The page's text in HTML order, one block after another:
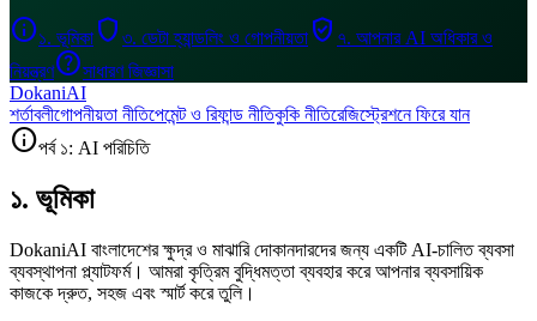
info১. ভূমিকা shield ৩. ডেটা হ্যান্ডলিং ও গোপনীয়তা verified_user ৭. আপনার AI অধিকার ও
নিয়ন্ত্রণhelpসাধারণ জিজ্ঞাসা
DokaniAI
শর্তাবলীগোপনীয়তা নীতিপেমেন্ট ও রিফান্ড নীতিকুকি নীতিরেজিস্ট্রেশনে ফিরে যান
infoপর্ব ১: AI পরিচিতি
১. ভূমিকা
DokaniAI বাংলাদেশের ক্ষুদ্র ও মাঝারি দোকানদারদের জন্য একটি AI-চালিত ব্যবসা
ব্যবস্থাপনা প্ল্যাটফর্ম। আমরা কৃত্রিম বুদ্ধিমত্তা ব্যবহার করে আপনার ব্যবসায়িক
কাজকে দ্রুত, সহজ এবং স্মার্ট করে তুলি।